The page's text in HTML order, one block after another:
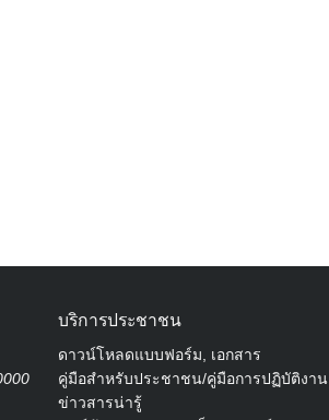
บริการประชาชน
ดาวน์โหลดแบบฟอร์ม, เอกสาร
คู่มือสำหรับประชาชน/คู่มือการปฏิบัติงาน
ข่าวสารน่ารู้